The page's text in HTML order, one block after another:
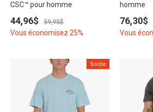
CSC™ pour homme
44,96$ 59,95$
Vous économisez 25%
homme
76,30$
Vous
Solde